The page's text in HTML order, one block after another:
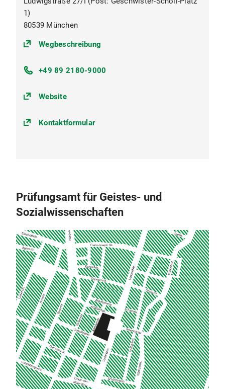
1)
80539 München
Wegbeschreibung
+49 89 2180-9000
Website
Kontaktformular
Prüfungsamt für Geistes- und
Sozialwissenschaften